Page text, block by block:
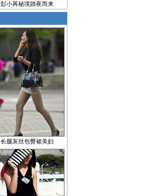
彭小苒秘境踏夜而来
长腿灰丝包臀裙美妇